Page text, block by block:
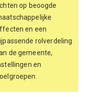
op beoogde
en een
rolverdeling
de gemeente,
en